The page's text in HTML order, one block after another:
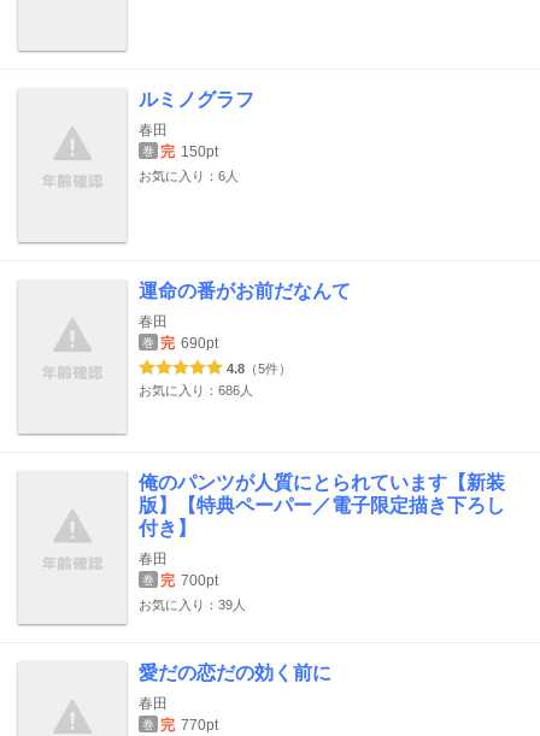
ルミノグラフ
春田
巻 完 150pt
お気に入り：6人
運命の番がお前だなんて
春田
巻 完 690pt
4.8 （5件）
お気に入り：686人
俺のパンツが人質にとられています【新装
版】【特典ペーパー／電子限定描き下ろし
付き】
春田
巻 完 700pt
お気に入り：39人
愛だの恋だの効く前に
春田
巻 完 770pt